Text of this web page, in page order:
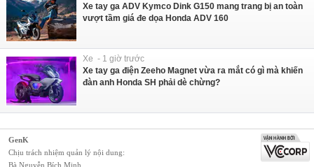
Xe tay ga ADV Kymco Dink G150 mang trang bị an toàn
vượt tầm giá đe dọa Honda ADV 160
Xe - 1 giờ trước
Xe tay ga điện Zeeho Magnet vừa ra mắt có gì mà khiến
đàn anh Honda SH phải dè chừng?
GenK
Chịu trách nhiệm quản lý nội dung:
Bà Nguyễn Bích Minh